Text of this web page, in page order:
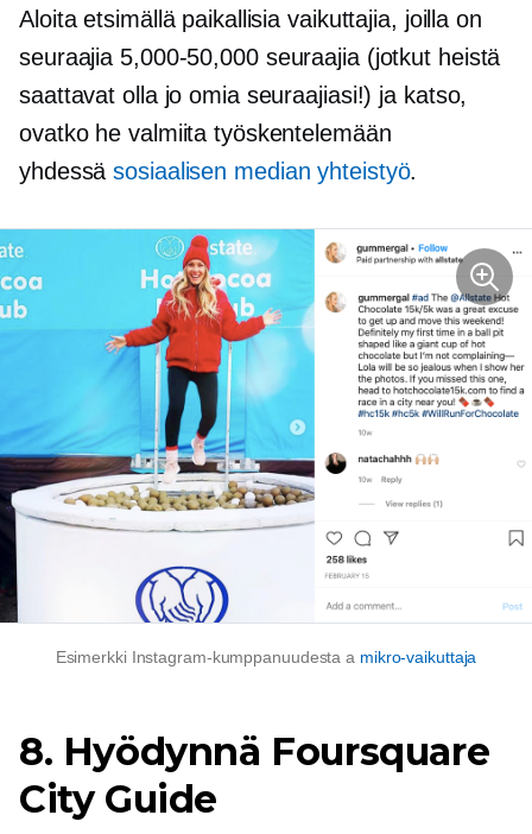
Aloita etsimällä paikallisia vaikuttajia, joilla on
seuraajia 5,000-50,000seuraajia (jotkut heistä
saattavat olla jo omia seuraajiasi!) ja katso,
ovatko he valmiita työskentelemään
yhdessäsosiaalisen median yhteistyö.
Esimerkki Instagram-kumppanuudesta a mikro-vaikuttaja
8. Hyödynnä Foursquare
City Guide